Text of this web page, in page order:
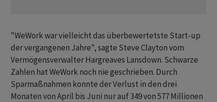
"WeWork war vielleicht das überbewertetste Start-up
der vergangenen Jahre", sagte Steve Clayton vom
Vermögensverwalter Hargreaves Lansdown. Schwarze
Zahlen hat WeWork noch nie geschrieben. Durch
Sparmaßnahmen konnte der Verlust in den drei
Monaten von April bis Juni nur auf 349 von 577 Millionen